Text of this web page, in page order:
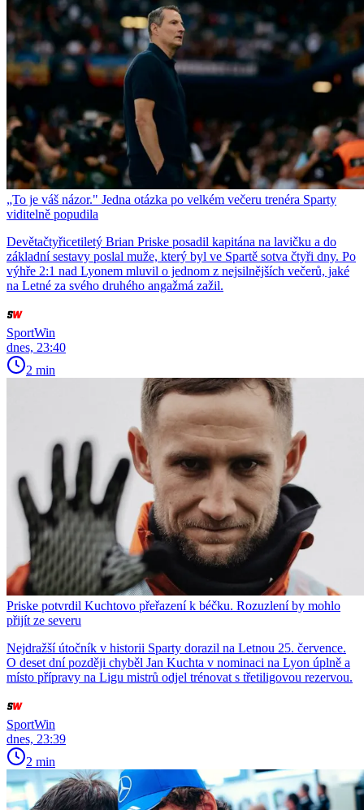
„To je váš názor." Jedna otázka po velkém večeru trenéra Sparty
viditelně popudila
Devětačtyřicetiletý Brian Priske posadil kapitána na lavičku a do
základní sestavy poslal muže, který byl ve Spartě sotva čtyři dny. Po
výhře 2:1 nad Lyonem mluvil o jednom z nejsilnějších večerů, jaké
na Letné za svého druhého angažmá zažil.
SportWin
dnes, 23:40
2 min
Priske potvrdil Kuchtovo přeřazení k béčku. Rozuzlení by mohlo
přijít ze severu
Nejdražší útočník v historii Sparty dorazil na Letnou 25. července.
O deset dní později chyběl Jan Kuchta v nominaci na Lyon úplně a
místo přípravy na Ligu mistrů odjel trénovat s třetiligovou rezervou.
SportWin
dnes, 23:39
2 min